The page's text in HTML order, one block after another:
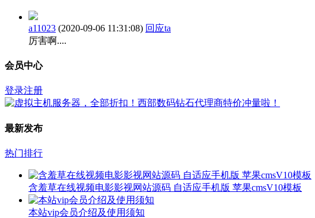
a11023 (2020-09-06 11:31:08) 回应ta
厉害啊....
会员中心
登录注册
最新发布
热门排行
含羞草在线视频电影影视网站源码 自适应手机版 苹果cmsV10模板
本站vip会员介绍及使用须知